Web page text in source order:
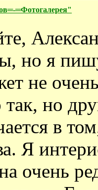
═Фотогалерея"
но я
не
но
в
Я
очень